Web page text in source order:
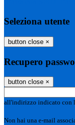
Seleziona utente
button close ×
Recupero
button close ×
all'indirizzo indicato con
Non hai una e-mail